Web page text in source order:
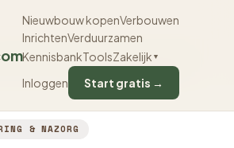
Nieuwbouw kopenVerbouwen
InrichtenVerduurzamen
KennisbankToolsZakelijk ▼
Inloggen Start gratis →
5 Procent Depot Regeling
& NAZORG